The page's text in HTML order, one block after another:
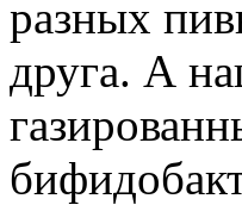
разных
друга. А